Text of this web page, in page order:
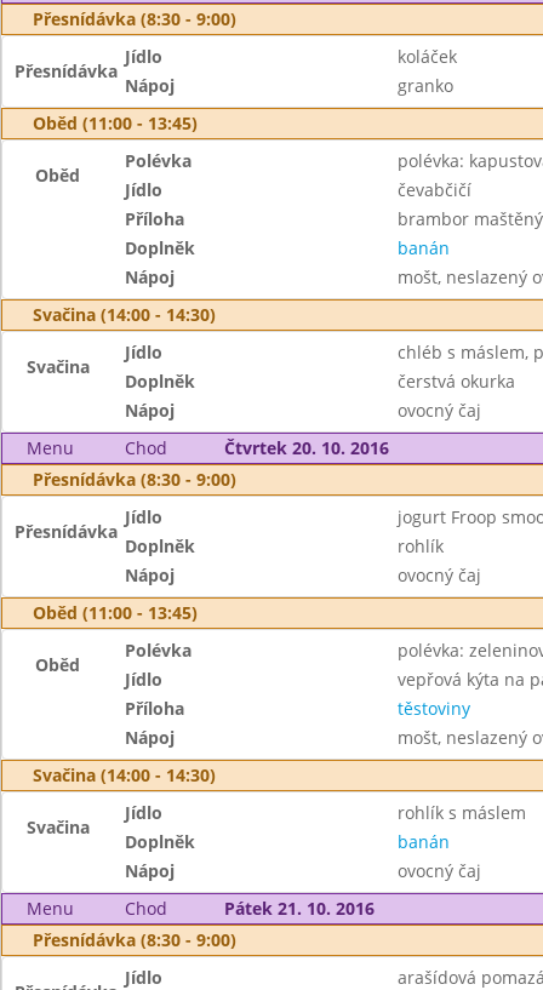
Přesnídávka (8:30 - 9:00)
Přesnídávka
Jídlo
koláček
Nápoj
granko
Oběd (11:00 - 13:45)
Oběd
Polévka
polévka:
Jídlo
čevabčičí
Příloha
brambor
Doplněk
banán
Nápoj
mošt, neslazený
Svačina (14:00 - 14:30)
Svačina
Jídlo
chléb s máslem,
Doplněk
čerstvá okurka
Nápoj
ovocný čaj
Menu
Chod
Čtvrtek 20. 10. 2016
Přesnídávka (8:30 - 9:00)
Přesnídávka
Jídlo
jogurt Froop
Doplněk
rohlík
Nápoj
ovocný čaj
Oběd (11:00 - 13:45)
Oběd
Polévka
polévka:
Jídlo
vepřová kýta na
Příloha
těstoviny
Nápoj
mošt, neslazený
Svačina (14:00 - 14:30)
Svačina
Jídlo
rohlík s máslem
Doplněk
banán
Nápoj
ovocný čaj
Menu
Chod
Pátek 21. 10. 2016
Přesnídávka (8:30 - 9:00)
Jídlo
arašídová